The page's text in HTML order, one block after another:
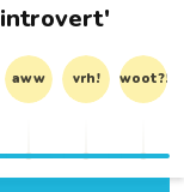
introvert'
aww vrh! woot?!